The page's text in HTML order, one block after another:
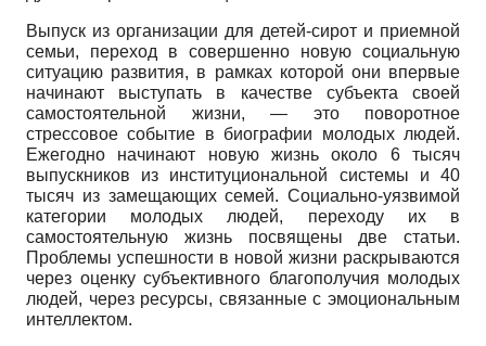
Выпуск из организации для детей-сирот и приемной
семьи, переход в совершенно новую социальную
ситуацию развития, в рамках которой они впервые
начинают выступать в качестве субъекта своей
самостоятельной жизни, — это поворотное
стрессовое событие в биографии молодых людей.
Ежегодно начинают новую жизнь около 6 тысяч
выпускников из институциональной системы и 40
тысяч из замещающих семей. Социально-уязвимой
категории молодых людей, переходу их в
самостоятельную жизнь посвящены две статьи.
Проблемы успешности в новой жизни раскрываются
через оценку субъективного благополучия молодых
людей, через ресурсы, связанные с эмоциональным
интеллектом.